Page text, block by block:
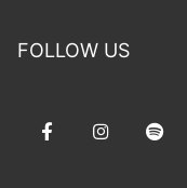
FOLLOW US